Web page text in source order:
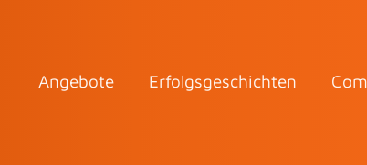
Angebote Erfolgsgeschichten